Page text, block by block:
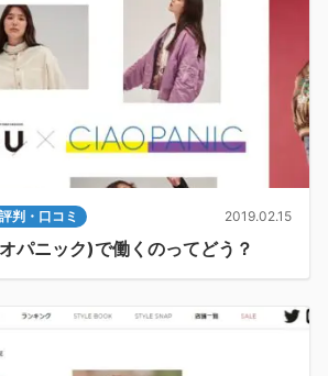
判・口コミ 2019.02.15
パニック)で働くのってどう？